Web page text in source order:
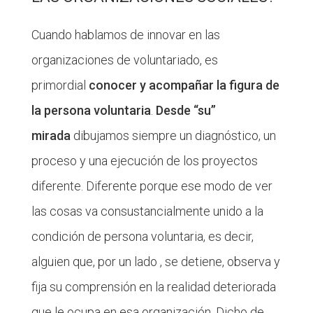
Cuando hablamos de innovar en las
organizaciones de voluntariado, es
primordial conocer y acompañar la figura de
la persona voluntaria. Desde “su”
miradadibujamos siempre un diagnóstico, un
proceso y una ejecución de los proyectos
diferente. Diferente porque ese modo de ver
las cosas va consustancialmente unido a la
condición de persona voluntaria, es decir,
alguien que, por un lado , se detiene, observa y
fija su comprensión en la realidad deteriorada